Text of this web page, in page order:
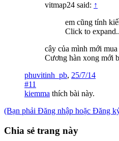
vitmap24 said: ↑
em cũng tính
Click to
cây của mình mới
Cương hàn xong mới
phuvitinh_pb, 25/7/14
#11
kiemma thích bài này.
(Bạn phải Đăng nhập hoặc Đăng
Chia sẻ trang này